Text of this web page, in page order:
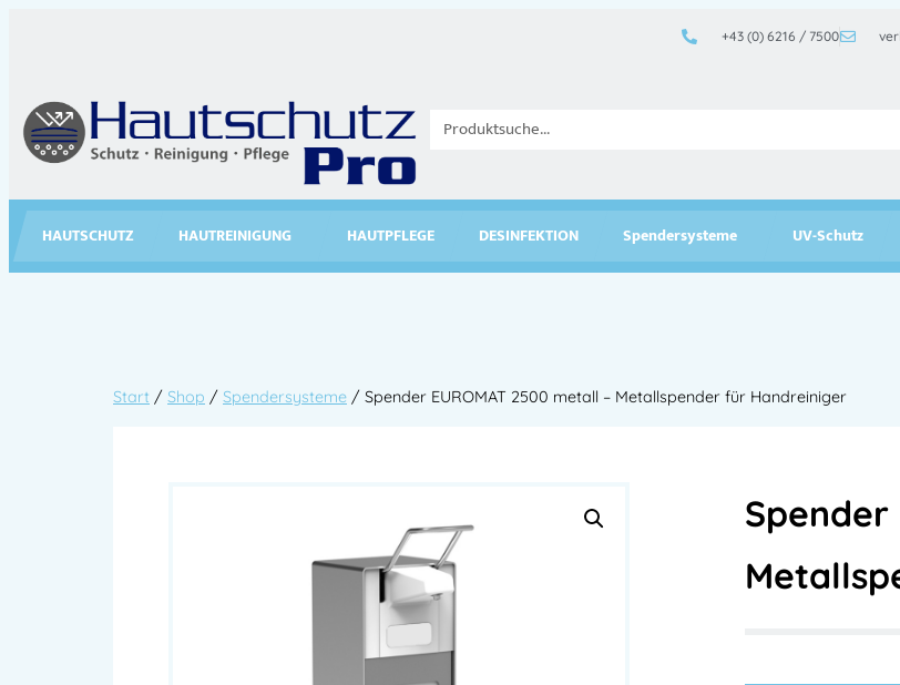
+43 (0) 6216 / 7500
HAUTSCHUTZ HAUTREINIGUNG HAUTPFLEGE DESINFEKTION Spendersysteme UV-Schutz
Start / Shop / Spendersysteme / Spender EUROMAT 2500 metall – Metallspender für Handreiniger
Spender